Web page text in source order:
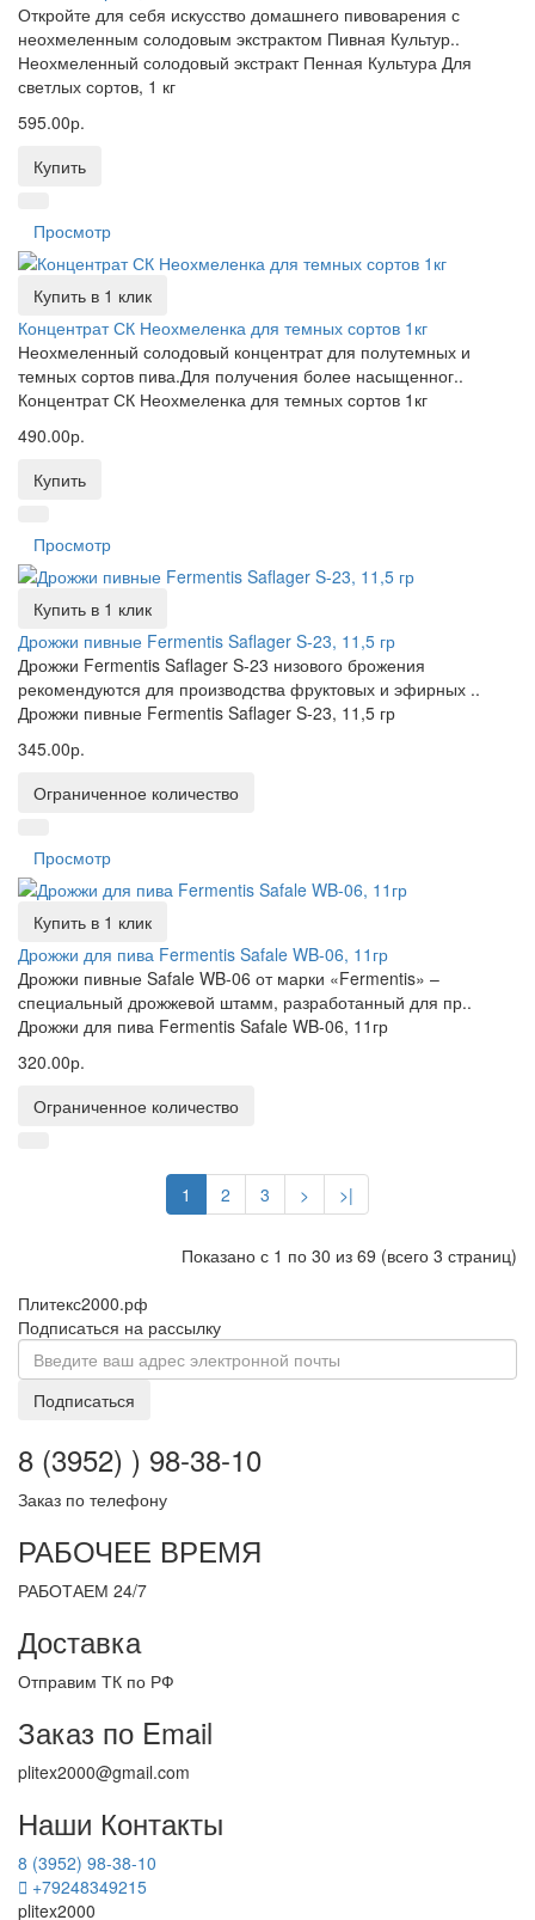
Откройте для себя искусство домашнего пивоварения с
неохмеленным солодовым экстрактом Пивная Культур..
Неохмеленный солодовый экстракт Пенная Культура Для
светлых сортов, 1 кг
595.00р.
Купить
Просмотр
Купить в 1 клик
Концентрат СК Неохмеленка для темных сортов 1кг
Неохмеленный солодовый концентрат для полутемных и
темных сортов пива.Для получения более насыщенног..
Концентрат СК Неохмеленка для темных сортов 1кг
490.00р.
Купить
Просмотр
Купить в 1 клик
Дрожжи пивные Fermentis Saflager S-23, 11,5 гр
Дрожжи Fermentis Saflager S-23 низового брожения
рекомендуются для производства фруктовых и эфирных ..
Дрожжи пивные Fermentis Saflager S-23, 11,5 гр
345.00р.
Ограниченное количество
Просмотр
Купить в 1 клик
Дрожжи для пива Fermentis Safale WB-06, 11гр
Дрожжи пивные Safale WB-06 от марки «Fermentis» –
специальный дрожжевой штамм, разработанный для пр..
Дрожжи для пива Fermentis Safale WB-06, 11гр
320.00р.
Ограниченное количество
1 2 3 > >|
Показано с 1 по 30 из 69 (всего 3 страниц)
Плитекс2000.рф
Подписаться на рассылку
Подписаться
8 (3952) ) 98-38-10
Заказ по телефону
РАБОЧЕЕ ВРЕМЯ
РАБОТАЕМ 24/7
Доставка
Отправим ТК по РФ
Заказ по Email
plitex2000@gmail.com
Наши Контакты
8 (3952) 98-38-10
+79248349215
plitex2000